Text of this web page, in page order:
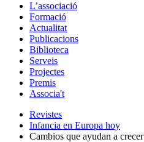
L’associació
Formació
Actualitat
Publicacions
Biblioteca
Serveis
Projectes
Premis
Associa't
Revistes
Infancia en Europa hoy
Cambios que ayudan a crecer